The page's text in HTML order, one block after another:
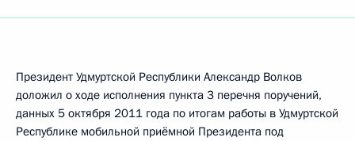
Президент Удмуртской Республики Александр Волков
доложил о ходе исполнения пункта 3 перечня поручений,
данных 5 октября 2011 года по итогам работы в Удмуртской
Республике мобильной приёмной Президента под